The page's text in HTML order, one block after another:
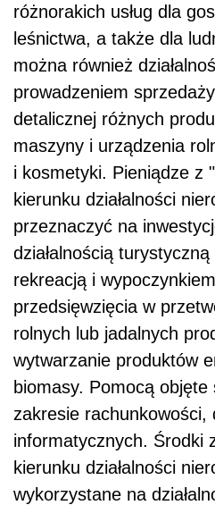
różnorakich usług dla
leśnictwa, a także dla
można również
prowadzeniem
detalicznej różnych
maszyny i urządzenia
i kosmetyki. Pieniądze z
kierunku działalności
przeznaczyć na
działalnością
rekreacją i
przedsięwzięcia w
rolnych lub jadalnych
wytwarzanie produktów
biomasy. Pomocą objęte
zakresie rachunkowości,
informatycznych. Środki
kierunku działalności
wykorzystane na